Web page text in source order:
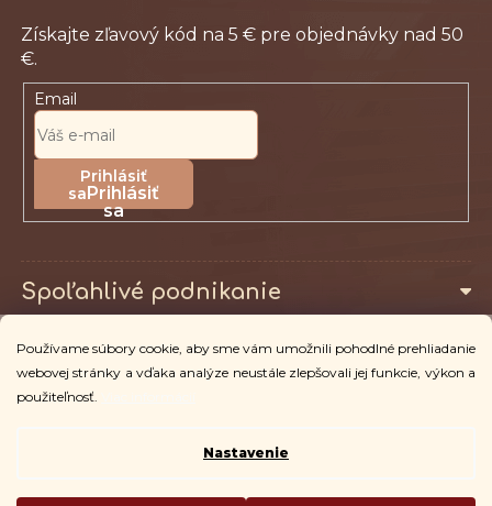
Používame súbory cookie, aby sme vám umožnili pohodlné prehliadanie
webovej stránky a vďaka analýze neustále zlepšovali jej funkcie, výkon a
použiteľnosť.
Nastavenie
Email
Prihlásiť
sa
Spoľahlivé podnikanie
Pro zákazníky
Copyright 2026Vingo. Všetky práva vyhradené.